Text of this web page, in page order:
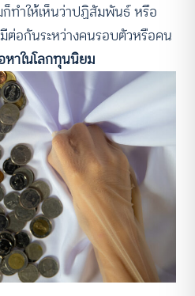
ทำให้เห็นว่าปฏิสัมพันธ์ หรือ
ต่อกันระหว่างคนรอบตัวหรือคน
าในโลกทุนนิยม